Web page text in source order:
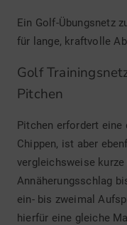
Ein Golf-Übungsnetz
für lange, kraftvolle
Golf
Pitchen
Pitchen erfordert eine
Chippen, ist aber
vergleichsweise
Annäherungsschlag
ein- bis zweimal
hierfür eine gleiche